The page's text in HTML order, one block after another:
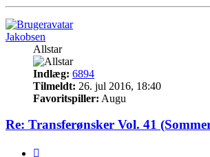
Jakobsen
Allstar
Indlæg: 6894
Tilmeldt: 26. jul 2016, 18:40
Favoritspiller: Augu
Re: Transferønsker Vol. 41